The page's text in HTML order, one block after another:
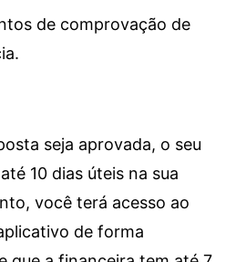
de comprovação de
seja aprovada, o seu
10 dias úteis na sua
você terá acesso ao
de forma